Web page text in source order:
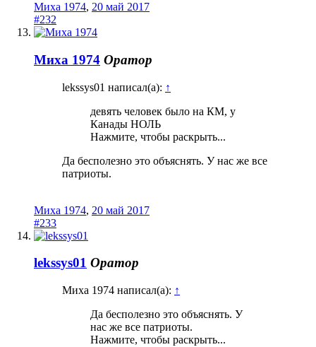
Миха 1974, 20 май 2017
#232
Миха 1974 Оратор
lekssys01 написал(а): ↑
девять человек было на КМ, у
Канады НОЛЬ
Нажмите, чтобы раскрыть...
Да бесполезно это объяснять. У нас же все
патриоты.
Миха 1974, 20 май 2017
#233
lekssys01 Оратор
Миха 1974 написал(а): ↑
Да бесполезно это объяснять. У
нас же все патриоты.
Нажмите, чтобы раскрыть...